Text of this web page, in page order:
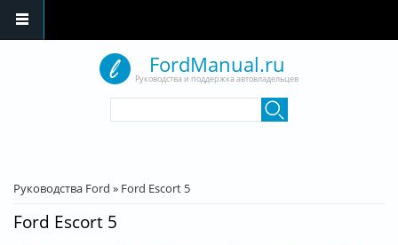
FordManual.ru
Руководства и поддержка автовладельцев
Вы здесь
Руководства Ford » Ford Escort 5
Ford Escort 5